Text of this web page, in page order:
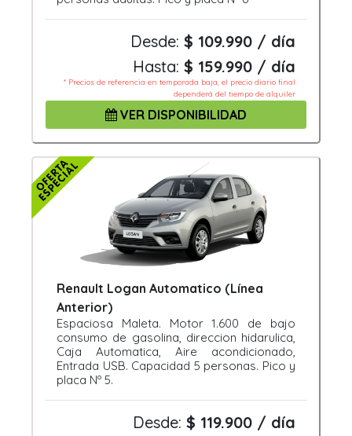
Desde: $ 109.990 / día
Hasta: $ 159.990 / día
* Precios de referencia en temporada baja, el precio diario final
dependerá del tiempo de alquiler
VER DISPONIBILIDAD
Renault Logan Automatico (Línea
Anterior)
Espaciosa Maleta. Motor 1.600 de bajo
consumo de gasolina, direccion hidarulica,
Caja Automatica, Aire acondicionado,
Entrada USB. Capacidad 5 personas. Pico y
placa Nº 5.
Desde: $ 119.900 / día